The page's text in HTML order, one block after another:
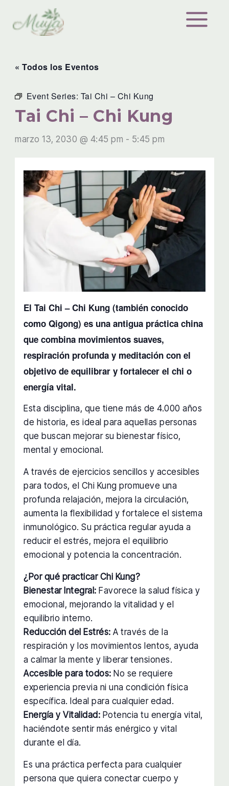
contenido
« Todos los Eventos
Event Series: Tai Chi – Chi Kung
Tai Chi – Chi Kung
marzo 13, 2030 @ 4:45 pm - 5:45 pm
El Tai Chi – Chi Kung (también conocido
como Qigong) es una antigua práctica china
que combina movimientos suaves,
respiración profunda y meditación con el
objetivo de equilibrar y fortalecer el chi o
energía vital.
Esta disciplina, que tiene más de 4.000 años
de historia, es ideal para aquellas personas
que buscan mejorar su bienestar físico,
mental y emocional.
A través de ejercicios sencillos y accesibles
para todos, el Chi Kung promueve una
profunda relajación, mejora la circulación,
aumenta la flexibilidad y fortalece el sistema
inmunológico. Su práctica regular ayuda a
reducir el estrés, mejora el equilibrio
emocional y potencia la concentración.
¿Por qué practicar Chi Kung?
Bienestar Integral: Favorece la salud física y
emocional, mejorando la vitalidad y el
equilibrio interno.
Reducción del Estrés: A través de la
respiración y los movimientos lentos, ayuda
a calmar la mente y liberar tensiones.
Accesible para todos: No se requiere
experiencia previa ni una condición física
específica. Ideal para cualquier edad.
Energía y Vitalidad: Potencia tu energía vital,
haciéndote sentir más enérgico y vital
durante el día.
Es una práctica perfecta para cualquier
persona que quiera conectar cuerpo y